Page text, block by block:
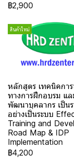
฿2,900
สินค้าใหม่
หลักสูตร เทคนิคกา
ทางการฝึกอบรม แล
พัฒนาบุคลากร เป็น
อย่างเป็นระบบ
Training and
Road Map & IDP
Implementation
฿4,200